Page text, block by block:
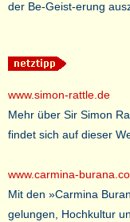
der Be-Geist-erung
www.simon-rattle.de
Mehr über Sir Simon
findet sich auf dieser
www.carmina-
Mit den »Carmina
gelungen, Hochkultur